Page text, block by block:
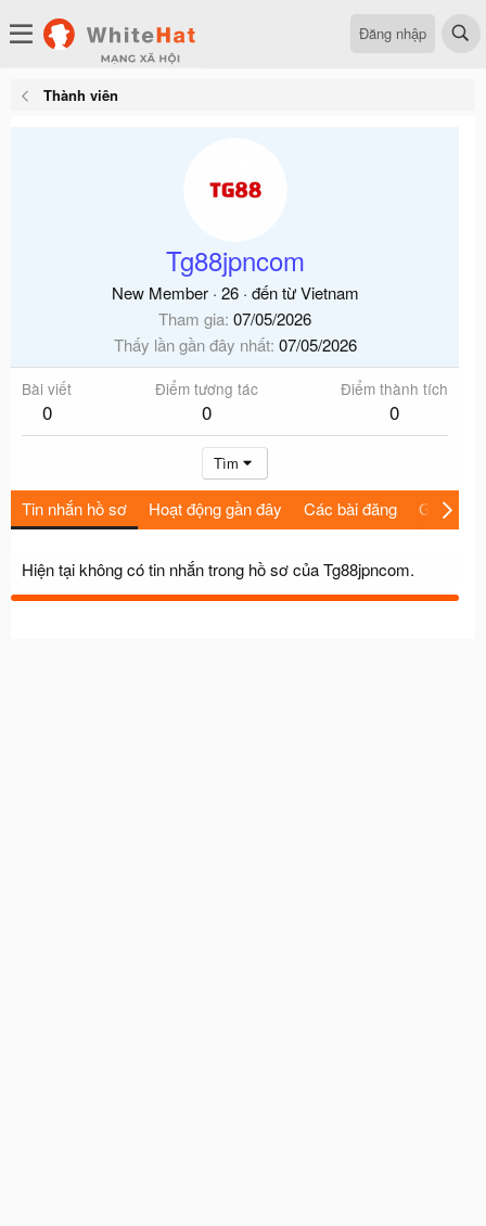
Đăng nhập
Thành viên
Tg88jpncom
New Member · 26 · đến từ Vietnam
Tham gia 07/05/2026
Thấy lần gần đây nhất 07/05/2026
Bài viết
0
Điểm tương tác
0
Điểm thành tích
0
Tìm
Tin nhắn hồ sơ Hoạt động gần đây Các bài đăng Giới thiệu
Hiện tại không có tin nhắn trong hồ sơ của Tg88jpncom.